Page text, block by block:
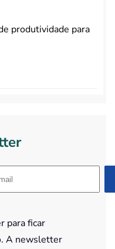
produtividade para
para ficar
A newsletter